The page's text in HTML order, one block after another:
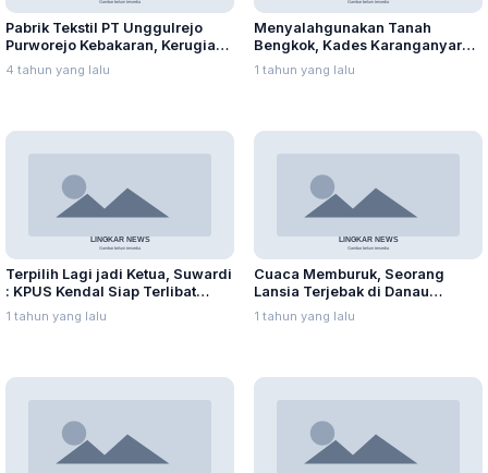
Pabrik Tekstil PT Unggulrejo
Purworejo Kebakaran, Kerugian
Capai Puluhan Juta Rupiah
4 tahun yang lalu
Menyalahgunakan Tanah
Bengkok, Kades Karanganyar
Ditangkap Kejari
1 tahun yang lalu
Terpilih Lagi jadi Ketua, Suwardi
: KPUS Kendal Siap Terlibat
Suplai Telur untuk MBG
1 tahun yang lalu
Cuaca Memburuk, Seorang
Lansia Terjebak di Danau
Rawapening Saat Mencari
Enceng Gondok
1 tahun yang lalu